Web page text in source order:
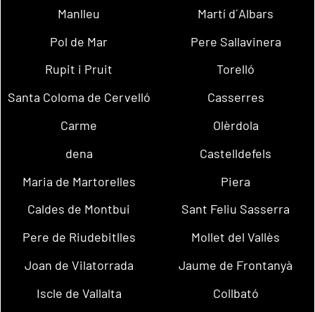
Manlleu
Martí d´Albars
Pol de Mar
Pere Sallavinera
Rupit i Pruit
Torelló
Santa Coloma de Cervelló
Casserres
Carme
Olèrdola
dena
Castelldefels
Maria de Martorelles
Piera
Caldes de Montbui
Sant Feliu Sasserra
Pere de Riudebitlles
Mollet del Vallès
Joan de Vilatorrada
Jaume de Frontanyà
Iscle de Vallalta
Collbató